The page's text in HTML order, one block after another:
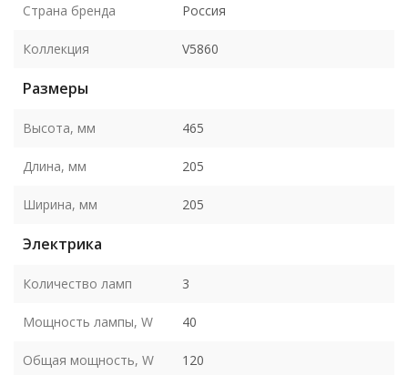
Страна бренда Россия
Коллекция V5860
Размеры
Высота, мм 465
Длина, мм 205
Ширина, мм 205
Электрика
Количество ламп 3
Мощность лампы, W 40
Общая мощность, W 120